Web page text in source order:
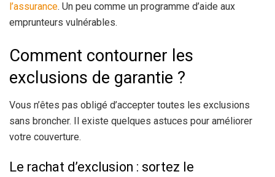
l’assurance. Un peu comme un programme d’aide aux
emprunteurs vulnérables.
Comment contourner les
exclusions de garantie ?
Vous n’êtes pas obligé d’accepter toutes les exclusions
sans broncher. Il existe quelques astuces pour améliorer
votre couverture.
Le rachat d’exclusion : sortez le